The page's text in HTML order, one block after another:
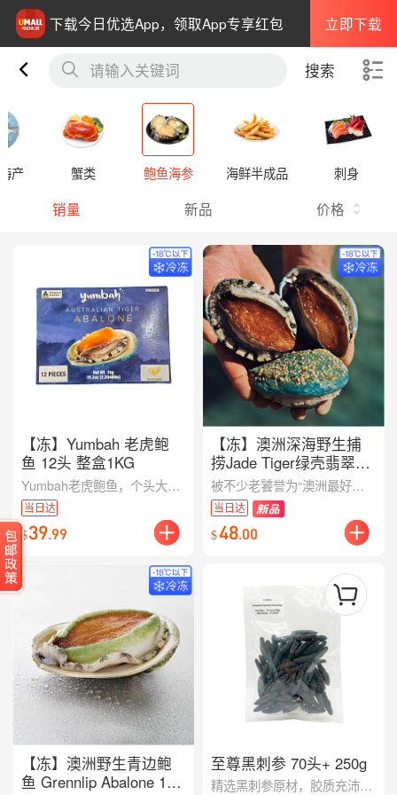
下载今日优选App，领取App专享红包 立即下载
请输入关键词 搜索
产 蟹类 鲍鱼海参 海鲜半成品 刺身
销量 新品 价格
【冻】Yumbah 老虎鲍
鱼 12头 整盒1KG
Yumbah老虎鲍鱼，个头大，Q弹，刺身级别品质，源自澳大利亚大南洋，生长于纯净、清洁、富含营养的水域。
当日达
$39.99
【冻】澳洲野生青边鲍
鱼 Grennlip Abalone 12
【冻】澳洲深海野生捕
捞Jade Tiger绿壳翡翠鲍
鱼 7头 1kg
被不少老饕誉为“澳洲最好吃的鲍鱼之一”。来自澳洲纯净深海野生捕捞，经船长急冻技术瞬间锁鲜，完美保留了原始的鲜甜与原汁原味。肉质厚实、饱满 Q 弹，自带浓郁海味。
当日达
$48.00
至尊黑刺参 70头+ 250g
精选黑刺参原材，胶质充沛、鲜香雅致；红烧、清炖或煲汤皆相宜，为餐桌增添高级海味口感。